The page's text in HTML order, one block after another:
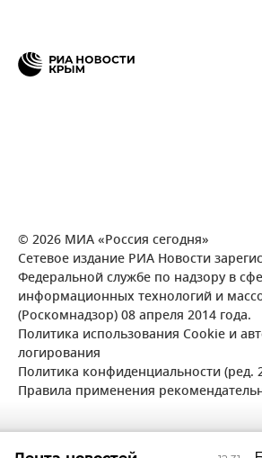
© 2026 МИА «Россия сегодня»
Сетевое издание РИА Новости
Федеральной службе по надзору в
информационных технологий и
(Роскомнадзор) 08 апреля 2014 года.
Политика использования Cookie и
логирования
Политика конфиденциальности (ред.
Правила применения